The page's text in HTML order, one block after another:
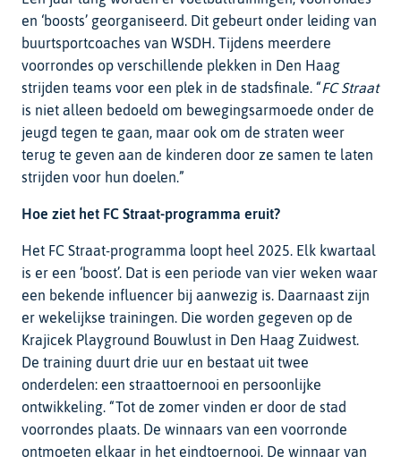
en ‘boosts’ georganiseerd. Dit gebeurt onder leiding van
buurtsportcoaches van WSDH. Tijdens meerdere
voorrondes op verschillende plekken in Den Haag
strijden teams voor een plek in de stadsfinale. “FC Straat
is niet alleen bedoeld om bewegingsarmoede onder de
jeugd tegen te gaan, maar ook om de straten weer
terug te geven aan de kinderen door ze samen te laten
strijden voor hun doelen.”
Hoe ziet het FC Straat-programma eruit?
Het FC Straat-programma loopt heel 2025. Elk kwartaal
is er een ‘boost’. Dat is een periode van vier weken waar
een bekende influencer bij aanwezig is. Daarnaast zijn
er wekelijkse trainingen. Die worden gegeven op de
Krajicek Playground Bouwlust in Den Haag Zuidwest.
De training duurt drie uur en bestaat uit twee
onderdelen: een straattoernooi en persoonlijke
ontwikkeling. “Tot de zomer vinden er door de stad
voorrondes plaats. De winnaars van een voorronde
ontmoeten elkaar in het eindtoernooi. De winnaar van